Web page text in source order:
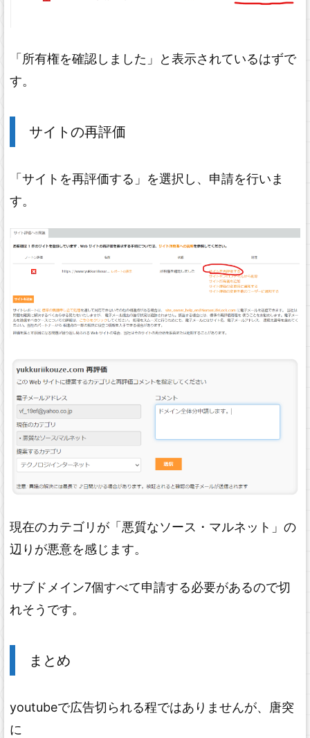
「所有権を確認しました」と表示されているはずで
す。
サイトの再評価
「サイトを再評価する」を選択し、申請を行いま
す。
現在のカテゴリが「悪質なソース・マルネット」の
辺りが悪意を感じます。
サブドメイン7個すべて申請する必要があるので切
れそうです。
まとめ
youtubeで広告切られる程ではありませんが、唐突
に